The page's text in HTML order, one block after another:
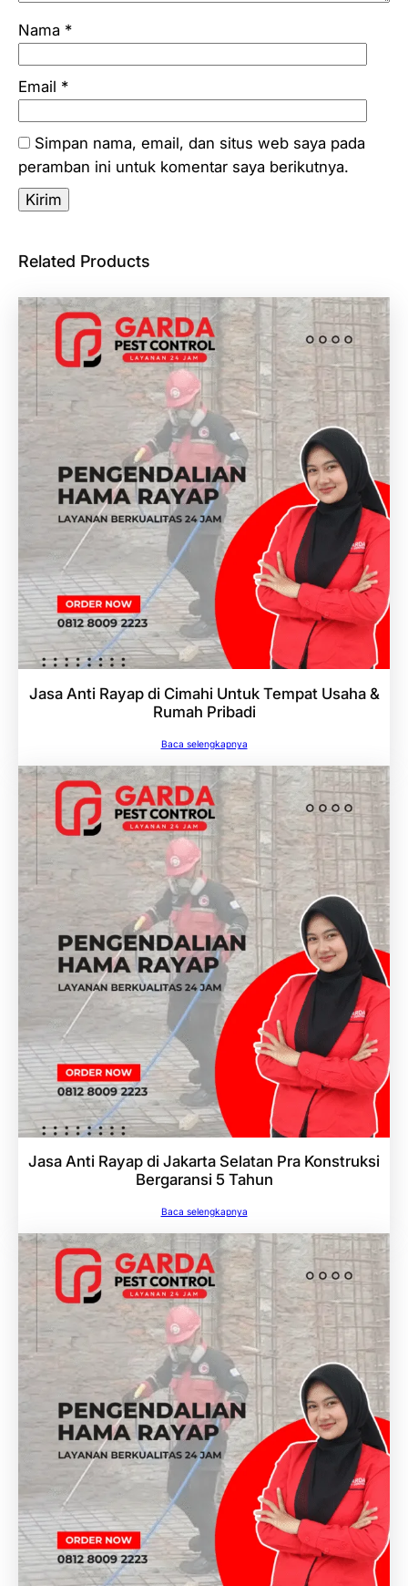
Nama *
Email *
Simpan nama, email, dan situs web saya pada
peramban ini untuk komentar saya berikutnya.
Related Products
Jasa Anti Rayap di Cimahi Untuk Tempat Usaha &
Rumah Pribadi
Baca selengkapnya
Jasa Anti Rayap di Jakarta Selatan Pra Konstruksi
Bergaransi 5 Tahun
Baca selengkapnya